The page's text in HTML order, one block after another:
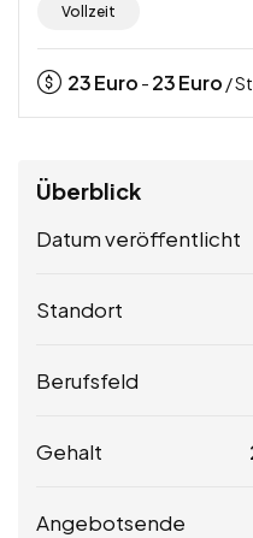
Vollzeit
23Euro - 23Euro /
Überblick
Datum veröffentlicht
Standort
Berufsfeld
Gehalt
Angebotsende